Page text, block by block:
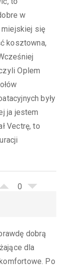
w
miejskiej się
kosztowna,
Oplem
były
ja jestem
Vectrę, to
0
dobrą
dla
Po